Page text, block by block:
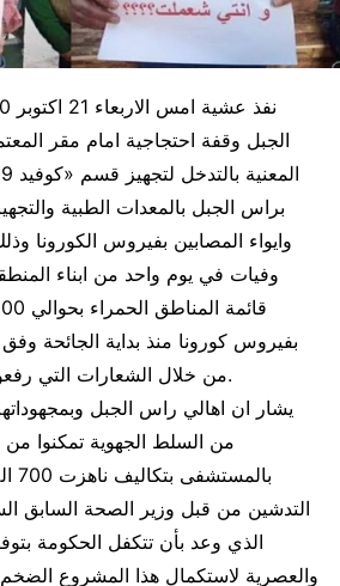
الجبل وقفة احتجاجية امام مقر
براس الجبل بالمعدات الطبية
وفيات في يوم واحد من ابناء
بفيروس كورونا منذ بداية الجائحة
من خلال الشعارات التي رفعوها امام مقر المعتمدية.
يشار ان اهالي راس الجبل
من السلط الجهوية تمكنوا
التدشين من قبل وزير الصحة السابق
الذي وعد بأن تتكفل الحكومة
والعصرية لاستكمال هذا المشروع الضخم